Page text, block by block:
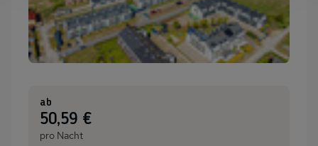
ab
:50,59 €
pro Nacht